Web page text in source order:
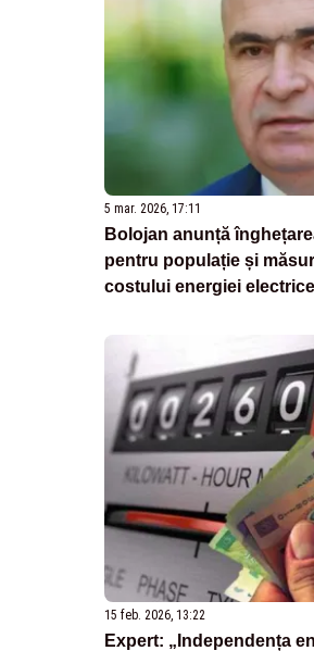
5 mar. 2026, 17:11
Bolojan anunță
pentru populație și
costului energiei electrice
15 feb. 2026, 13:22
Expert: „Independența